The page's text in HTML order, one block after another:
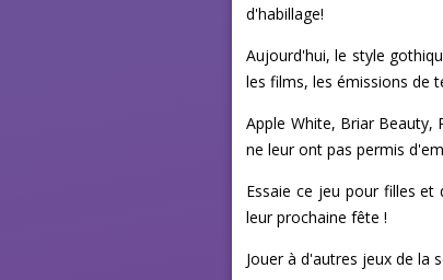
d'habillage!
Aujourd'hui, le style
les films, les émissions de
Apple White, Briar
ne leur ont pas permis
Essaie ce jeu pour filles
leur prochaine fête !
Jouer à d'autres jeux de la